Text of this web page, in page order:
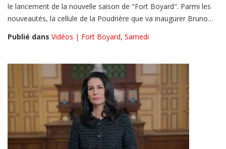
le lancement de la nouvelle saison de "Fort Boyard". Parmi les
nouveautés, la cellule de la Poudrière que va inaugurer Bruno…
Publié dans Vidéos | Fort Boyard, Samedi